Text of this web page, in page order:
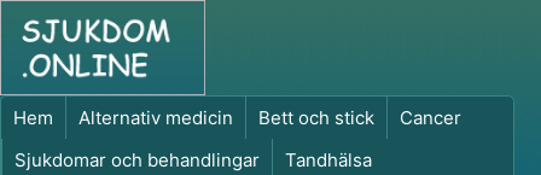
Hem Alternativ medicin Bett och stick
Cancer
Sjukdomar och behandlingar
Tandhälsa